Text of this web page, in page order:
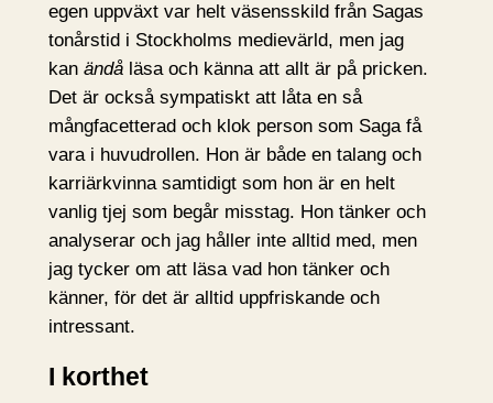
egen uppväxt var helt väsensskild från Sagas
tonårstid i Stockholms medievärld, men jag
kan ändåläsa och känna att allt är på pricken.
Det är också sympatiskt att låta en så
mångfacetterad och klok person som Saga få
vara i huvudrollen. Hon är både en talang och
karriärkvinna samtidigt som hon är en helt
vanlig tjej som begår misstag. Hon tänker och
analyserar och jag håller inte alltid med, men
jag tycker om att läsa vad hon tänker och
känner, för det är alltid uppfriskande och
intressant.
I korthet